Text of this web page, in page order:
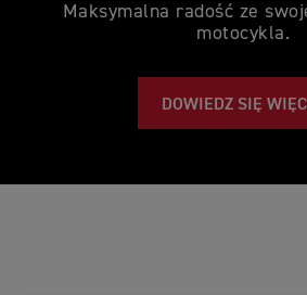
Maksymalna radość ze
motocykla.
DOWIEDZ SIĘ